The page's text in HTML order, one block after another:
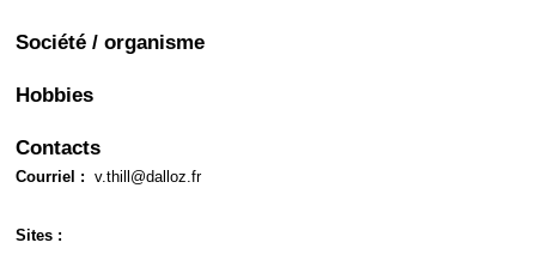
IT
Société / organisme
Hobbies
Contacts
Courriel : v.thill@dalloz.fr
Sites :